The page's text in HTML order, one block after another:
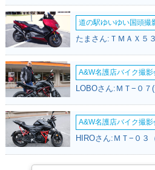
09 SP」が追加設定された。2021年モデ
合するとともに、スタイルを一新。エン
ンストローク延長によって、排気量を
もにアップした。最大トルクの発生回転
7,000回転時に引き下げられた。フレーム
となり、6軸IMUを中心としたさまざまな
少し遅れてSP仕様も設定された。日本で
デルが8月に発売された。2024年モデル
をクリアするとともに仕様変更を受けた
イディングポジションが変わり、ハンド
方、やや上側に設置された（いずれも調
のYZシリーズにインスピレーションを受
後セパレートになってランバーサポート
道の駅ゆいゆい国頭撮
たまさん:ＴＭＡＸ５
A&W名護店バイク撮
LOBOさん:ＭＴ−０７
A&W名護店バイク撮
HIROさん:ＭＴ−０３